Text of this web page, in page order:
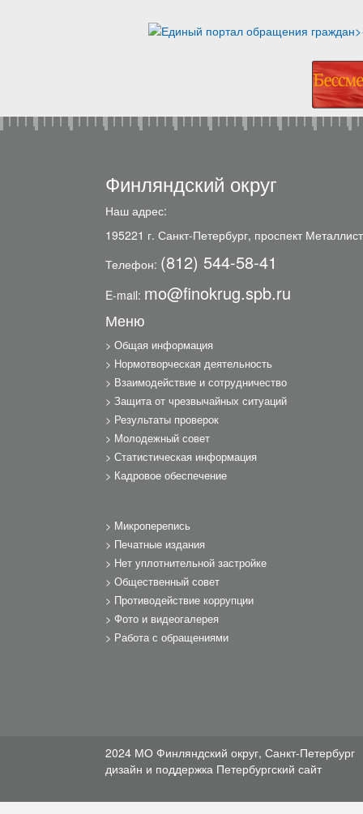
Финляндский округ
Наш адрес:
195221 г. Санкт-Петербург, проспект
Телефон: (812) 544-58-41
E-mail: mo@finokrug.spb.ru
Меню
Общая информация
Нормотворческая деятельность
Взаимодействие и сотрудничество
Защита от чрезвычайных ситуаций
Результаты проверок
Молодежный совет
Статистическая информация
Кадровое обеспечение
Микроперепись
Печатные издания
Нет уплотнительной застройке
Общественный совет
Противодействие коррупции
Фото и видеогалерея
Работа с обращениями
2024 МО Финляндский округ, Санкт-Петербург
дизайн и поддержка Петербургский сайт